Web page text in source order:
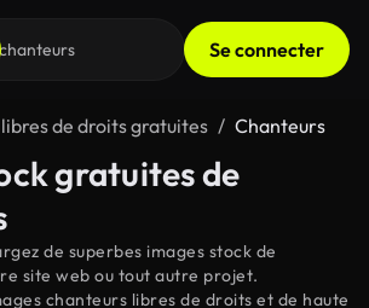
Se connecter
de droits gratuites Chanteurs
gratuites de
de superbes images stock de
site web ou tout autre projet.
chanteurs libres de droits et de haute